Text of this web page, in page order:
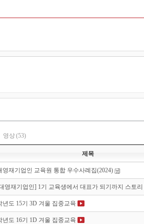
영상(53)
제목
영재기업인 교육원 통합 우수사례집(2024)
영재기업인] 1기 교육생에서 대표가 되기까지 스토리
년도 15기 3D 겨울 집중교육
년도 16기 1D 겨울 집중교육